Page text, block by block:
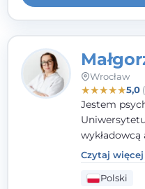
Wrocław
★★★★★5,0
Jestem
Dodatkowo
cywilnych
Czytaj więcej
Polski